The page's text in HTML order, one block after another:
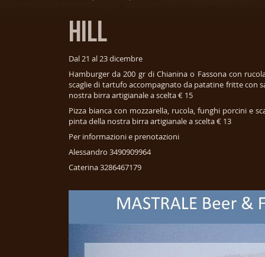
HILL
Dal 21 al 23 dicembre
Hamburger da 200 gr di Chianina o Fassona con
scaglie di tartufo accompagnato da patatine fritte con
nostra birra artigianale a scelta € 15
Pizza bianca con mozzarella, rucola, funghi porcini e
pinta della nostra birra artigianale a scelta € 13
Per informazioni e prenotazioni
Alessandro 3490909964
Caterina 3286467179